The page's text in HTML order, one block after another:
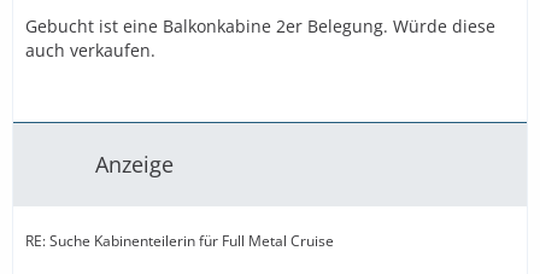
Gebucht ist eine Balkonkabine 2er Belegung. Würde diese
auch verkaufen.
Anzeige
RE: Suche Kabinenteilerin für Full Metal Cruise